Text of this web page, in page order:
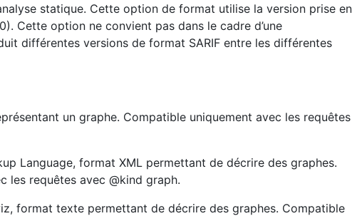
statique. Cette option de format utilise la version prise en
Cette option ne convient pas dans le cadre d’une
différentes versions de format SARIF entre les différentes
un graphe. Compatible uniquement avec les requêtes
Language, format XML permettant de décrire des graphes.
les requêtes avec @kind graph.
format texte permettant de décrire des graphes. Compatible